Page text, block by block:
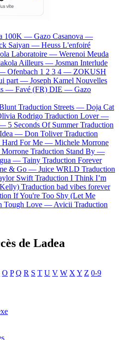
100K — Gazo Casanova —
Saiyan — Heuss L'enfoiré
Laboratoire — Werenoi Meuda
Ailleurs — Josman Interlude
Ofenbach 1 2 3 4 — ZOKUSH
part — Joseph Kamel Nouvelles
— Favé (FR) DIE — Gazo
Traduction Streets — Doja Cat
Rodrigo Traduction Lover —
— 5 Seconds Of Summer Traduction
— Don Toliver Traduction
Hard For Me — Michele Morrone
Traduction Stand By —
— Tainy Traduction Forever
& Go — Juice WRLD Traduction
Swift Traduction I Think I’m
Traduction bad vibes forever
If You're Too Shy (Let Me
Tough Love —Avicii Traduction
de Ladea
O P Q R S T U V W X Y Z 0-9